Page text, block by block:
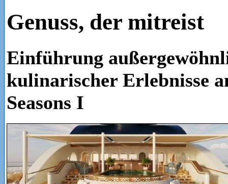
Genuss, der mitreist
Einführung
kulinarischer Erlebnisse
Seasons I